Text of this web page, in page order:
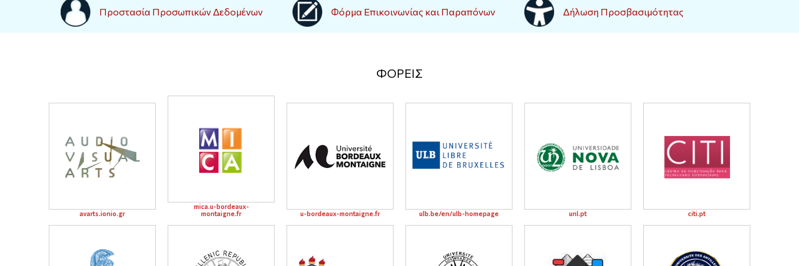
Προστασία Προσωπικών Δεδομένων Φόρμα Επικοινωνίας και Παραπόνων Δήλωση Προσβασιμότητας
ΦΟΡΕΙΣ
avarts.ionio.gr
mica.u-bordeaux-
montaigne.fr
u-bordeaux-montaigne.fr ulb.be/en/ulb-homepage unl.pt citi.pt